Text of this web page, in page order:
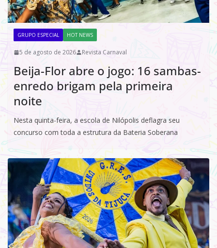
GRUPO ESPECIAL HOT NEWS
5 de agosto de 2026 Revista Carnaval
Beija-Flor abre o jogo: 16 sambas-
enredo brigam pela primeira
noite
Nesta quinta-feira, a escola de Nilópolis deflagra seu
concurso com toda a estrutura da Bateria Soberana